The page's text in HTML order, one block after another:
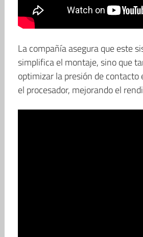
La compañía asegura que este
simplifica el montaje, sino que
optimizar la presión de contacto
el procesador, mejorando el